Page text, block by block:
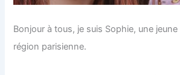
Bonjour à tous, je suis Sophie, une
région parisienne.